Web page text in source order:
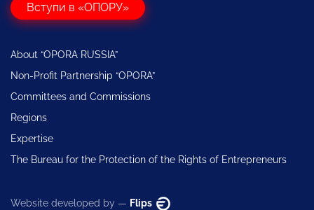
Вступи в «ОПОРУ»
About “OPORA RUSSIA”
Non-Profit Partnership “OPORA”
Committees and Commissions
Regions
Expertise
The Bureau for the Protection of the Rights of Entrepreneurs
Website developed by — Flips